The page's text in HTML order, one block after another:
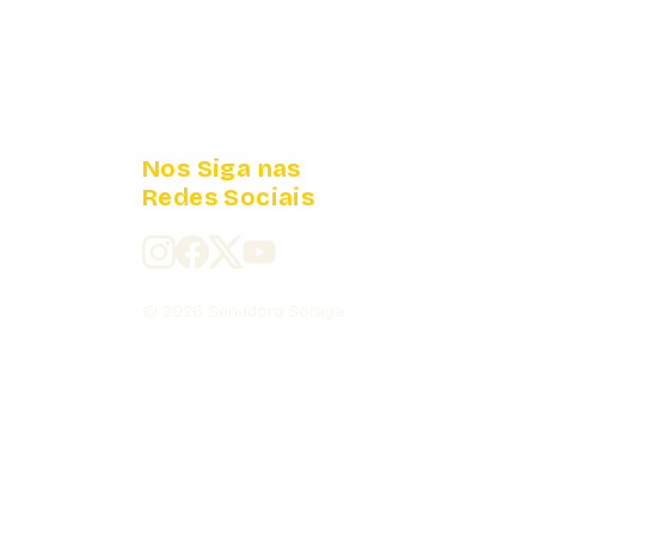
Nos Siga nas
Redes Sociais
© 2026 Senadora Soraya